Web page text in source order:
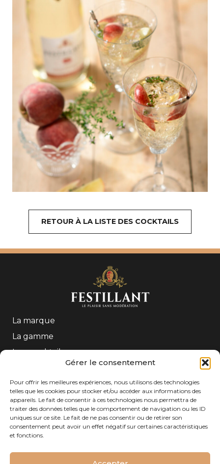
Gérer le consentement
Pour offrir les meilleures expériences, nous utilisons des technologies
telles que les cookies pour stocker et/ou accéder aux informations des
appareils. Le fait de consentir à ces technologies nous permettra de
traiter des données telles que le comportement de navigation ou les ID
uniques sur ce site. Le fait de ne pas consentir ou de retirer son
consentement peut avoir un effet négatif sur certaines caractéristiques
et fonctions.
RETOUR À LA LISTE DES COCKTAILS
La marque
La gamme
Les mocktails
CONTACT
Tél : +33 (0)5 56 61 54 54
Adresse : Freixenet Gratien SAS – 208 Quai de
Paludate – 33800 Bordeaux– FRANCE